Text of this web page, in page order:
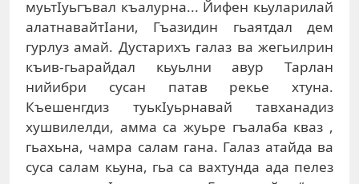
муьтIуьгъвал къалурна... Йифен кьуларилай
алатнавайтIани, Гъазидин гьаятдал дем
гурлуз амай. Дустарихъ галаз ва жегьилрин
къив-гьарайдал кьуьлни авур Тарлан
нийибри сусан патав рекье хтуна.
Къешенгдиз туькIуьрнавай тавханадиз
хушвилелди, амма са жуьре гъалаба кваз ,
гьахьна, чамра салам гана. Галаз атайда ва
суса салам кьуна, гьа са вахтунда ада пелез